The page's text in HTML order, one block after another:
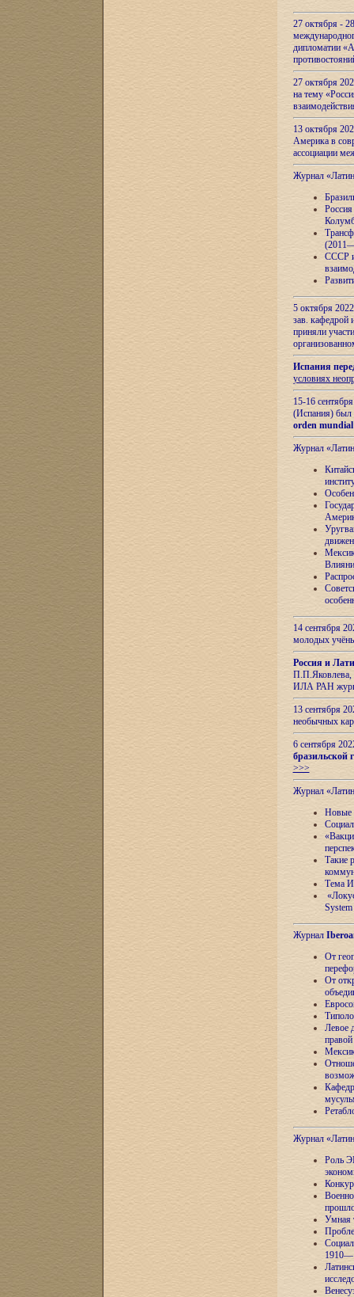
27 октября -
дипломатии
27 октября
на тему
13 октября
Америка в
ассоциации
Журнал
СССР и
5 октября
зав.
приняли
Испания
условиях
15-16
(Испания) был
orden
Журнал
14 сентября
молодых
Россия и
П.П.Яковлева,
ИЛА РАН
13 сентября
необычных
6 сентября
бразильской
>>>
Журнал
Новые
Такие
Тема
Журнал
От
От
Левое
Журнал
Роль
Умная